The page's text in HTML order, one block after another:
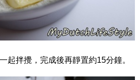
起拌攪，完成後再靜置約15分鐘。